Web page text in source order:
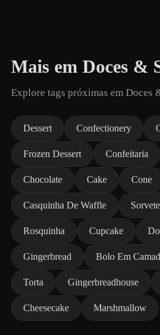
Mais em Doces &
Explore tags próximas em Doces
Dessert Confectionery
Frozen Dessert Confeitaria
Chocolate Cake Cone
Casquinha De Waffle
Rosquinha Cupcake
Gingerbread Bolo Em
Torta Gingerbreadhouse
Cheesecake Marshmallow